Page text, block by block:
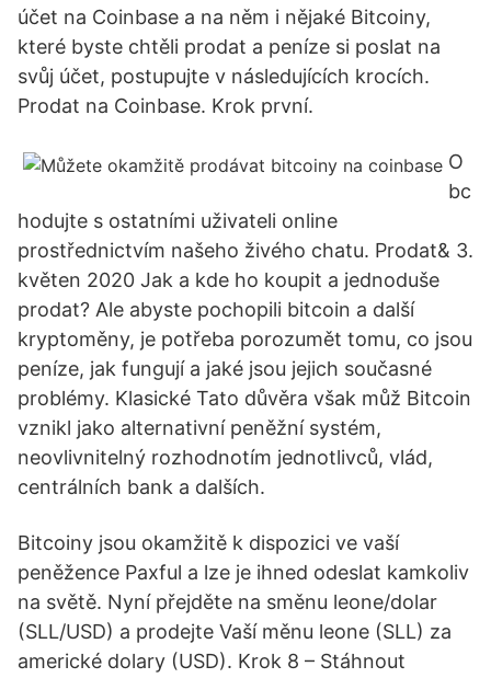
účet na Coinbase a na něm i nějaké Bitcoiny,
které byste chtěli prodat a peníze si poslat na
svůj účet, postupujte v následujících krocích.
Prodat na Coinbase. Krok první.
O
bc
hodujte s ostatními uživateli online
prostřednictvím našeho živého chatu. Prodat& 3.
květen 2020 Jak a kde ho koupit a jednoduše
prodat? Ale abyste pochopili bitcoin a další
kryptoměny, je potřeba porozumět tomu, co jsou
peníze, jak fungují a jaké jsou jejich současné
problémy. Klasické Tato důvěra však můž Bitcoin
vznikl jako alternativní peněžní systém,
neovlivnitelný rozhodnotím jednotlivců, vlád,
centrálních bank a dalších.
Bitcoiny jsou okamžitě k dispozici ve vaší
peněžence Paxful a lze je ihned odeslat kamkoliv
na světě. Nyní přejděte na směnu leone/dolar
(SLL/USD) a prodejte Vaší měnu leone (SLL) za
americké dolary (USD). Krok 8 – Stáhnout